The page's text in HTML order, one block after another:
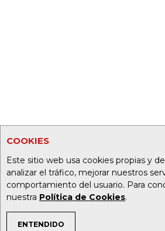
COOKIES
Este sitio web usa cookies propias y
analizar el tráfico, mejorar nuestros
comportamiento del usuario. Para
nuestra Política de Cookies.
ENTENDIDO